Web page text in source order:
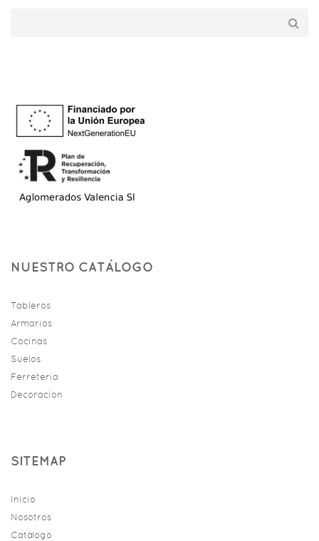
NUESTRO CATÁLOGO
Tableros
Armarios
Cocinas
Suelos
Ferreteria
Decoracion
SITEMAP
Inicio
Nosotros
Catálogo